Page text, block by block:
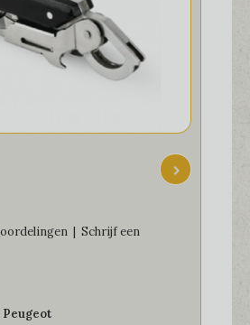
| Schrijf een
Peugeot